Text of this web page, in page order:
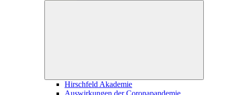
Hirschfeld Akademie
Auswirkungen der Coronapandemie